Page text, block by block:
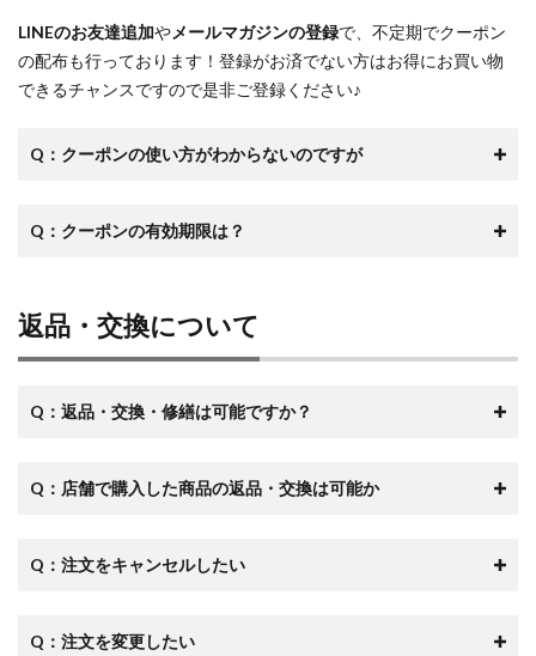
LINEのお友達追加やメールマガジンの登録で、不定期でクーポン
の配布も行っております！登録がお済でない方はお得にお買い物
できるチャンスですので是非ご登録ください♪
Q：クーポンの使い方がわからないのですが
Q：クーポンの有効期限は？
返品・交換について
Q：返品・交換・修繕は可能ですか？
Q：店舗で購入した商品の返品・交換は可能か
Q：注文をキャンセルしたい
Q：注文を変更したい